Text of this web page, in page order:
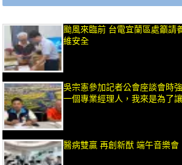
颱風來臨前 台電宜蘭區處籲請
維安全
吳宗憲參加記者公會座談會時
一個專業經理人，我來是為了
醫病雙贏 再創新猷 端午音樂會